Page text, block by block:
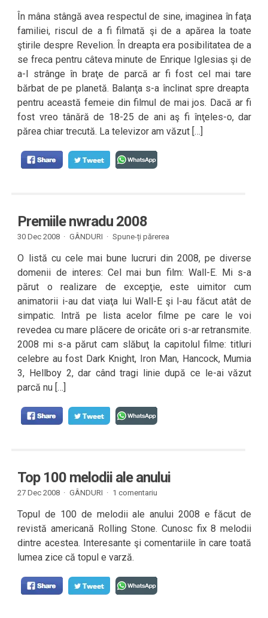
În mâna stângă avea respectul de sine, imaginea în faţa
familiei, riscul de a fi filmată şi de a apărea la toate
ştirile despre Revelion. În dreapta era posibilitatea de a
se freca pentru câteva minute de Enrique Iglesias şi de
a-l strânge în braţe de parcă ar fi fost cel mai tare
bărbat de pe planetă. Balanţa s-a înclinat spre dreapta
pentru această femeie din filmul de mai jos. Dacă ar fi
fost vreo tânără de 18-25 de ani aş fi înţeles-o, dar
părea chiar trecută. La televizor am văzut […]
Premiile nwradu 2008
30 Dec 2008 · GÂNDURI · Spune-ți părerea
O listă cu cele mai bune lucruri din 2008, pe diverse
domenii de interes: Cel mai bun film: Wall-E. Mi s-a
părut o realizare de excepţie, este uimitor cum
animatorii i-au dat viaţa lui Wall-E şi l-au făcut atât de
simpatic. Intră pe lista acelor filme pe care le voi
revedea cu mare plăcere de oricâte ori s-ar retransmite.
2008 mi s-a părut cam slăbuţ la capitolul filme: titluri
celebre au fost Dark Knight, Iron Man, Hancock, Mumia
3, Hellboy 2, dar când tragi linie după ce le-ai văzut
parcă nu […]
Top 100 melodii ale anului
27 Dec 2008 · GÂNDURI · 1 comentariu
Topul de 100 de melodii ale anului 2008 e făcut de
revistă americană Rolling Stone. Cunosc fix 8 melodii
dintre acestea. Interesante şi comentariile în care toată
lumea zice că topul e varză.